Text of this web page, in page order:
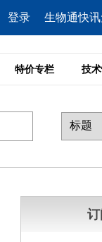
登录 生物通快
特价专栏 技